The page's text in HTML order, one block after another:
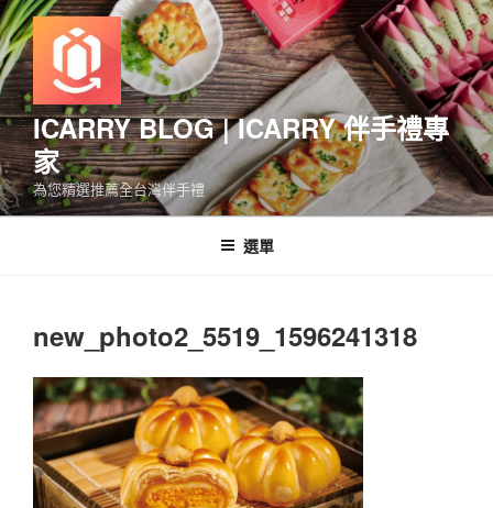
跳
至
主
要
內
容
ICARRY BLOG | ICARRY 伴手禮專
家
為您精選推薦全台灣伴手禮
選單
new_photo2_5519_1596241318